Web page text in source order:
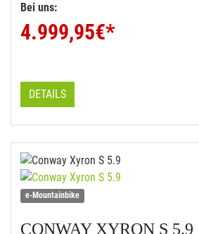
Bei uns:
4.999,95€*
DETAILS
e-Mountainbike
CONWAYXYRON S 5.9